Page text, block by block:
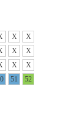
X
X
X
X
X
X
51
52